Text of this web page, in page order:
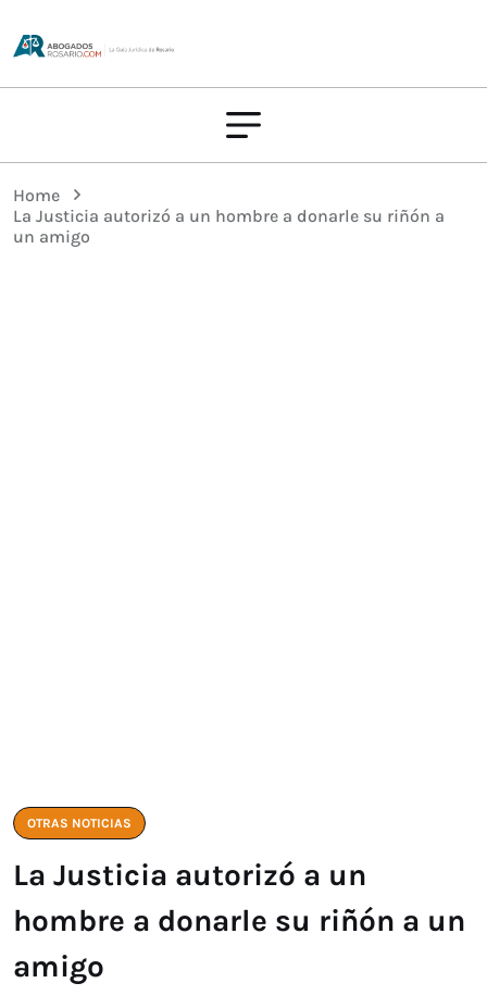
Home
La Justicia autorizó a un hombre a donarle su riñón a
un amigo
OTRAS NOTICIAS
La Justicia autorizó a un
hombre a donarle su riñón a un
amigo